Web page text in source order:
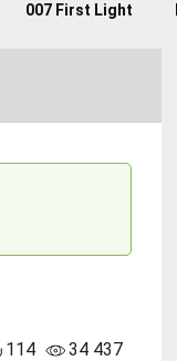
007 First Light
34 437
114